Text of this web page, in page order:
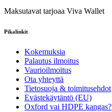
Maksutavat tarjoaa Viva Wallet
Pikalinkit
Kokemuksia
Palautus ilmoitus
Vaurioilmoitus
Ota yhteyttä
Tietosuoja & toimitusehdot
Evästekäytäntö (EU)
Oxford vai HDPE kangas?